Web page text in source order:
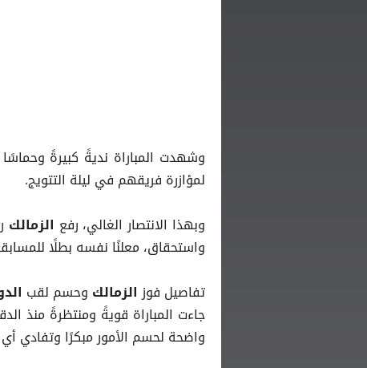
وشهدت المباراة نديةً كبيرةً
لمؤازرة فريقهم في ليلة التتويج.
وبهذا الانتصار الغالي، رفع الزمالك
واستحقاق، معلنًا نفسه بطلًا
تفاصيل فوزالزمالك وحسم لقب
جاءت المباراة قويةً ومنتظرةً منذ
واضحة لحسم الأمور مبكرًا وتفادي